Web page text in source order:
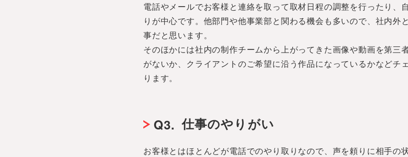
電話やメールでお客様と連絡を取って取材日程の調整を行ったり、
りが中心です。他部門や他事業部と関わる機会も多いので、社内外
事だと思います。
そのほかには社内の制作チームから上がってきた画像や動画を第三
がないか、クライアントのご希望に沿う作品になっているかなどチ
ります。
Q3. 仕事のやりがい
お客様とはほとんどが電話でのやり取りなので、声を頼りに相手の